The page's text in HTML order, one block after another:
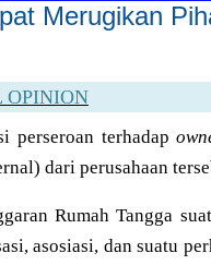
Merugikan
OPINION
perseroan terhadap
dari perusahaan
Rumah Tangga
asosiasi, dan suatu